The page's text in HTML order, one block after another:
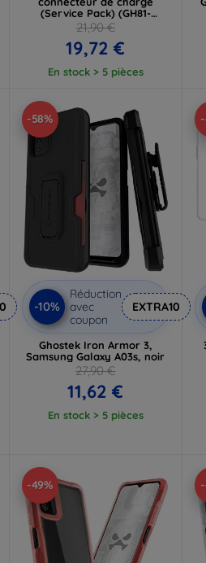
(Service Pack) (GH81-
21245A)
21,90 €
19,72 €
En stock > 5 pièces
-58%
-10%
Réduction
avec
coupon
EXTRA10
Ghostek Iron Armor 3,
Samsung Galaxy A03s, noir
27,90 €
11,62 €
En stock > 5 pièces
-49%